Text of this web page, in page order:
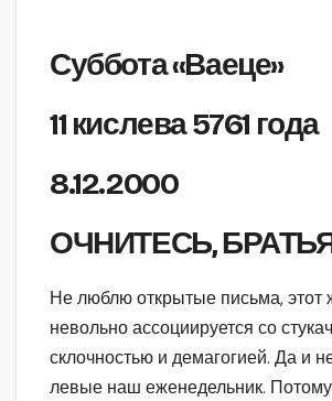
Суббота «Ваеце»
11 кислева 5761 года
8.12.2000
ОЧНИТЕСЬ,
Не люблю открытые письма, этот
невольно ассоциируется со
склочностью и демагогией. Да и
левые наш еженедельник.